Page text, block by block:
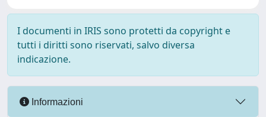
I documenti in IRIS sono protetti da copyright e
tutti i diritti sono riservati, salvo diversa
indicazione.
Informazioni